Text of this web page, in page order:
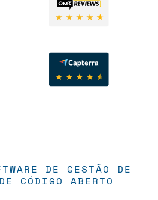
DE GESTÃO DE
CÓDIGO ABERTO